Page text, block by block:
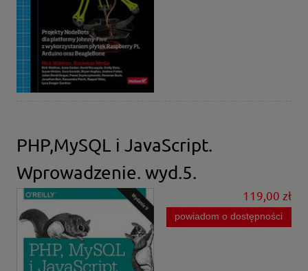
PHP,MySQL i JavaScript.
Wprowadzenie. wyd.5.
119,00 zł
powiadom o dostępności